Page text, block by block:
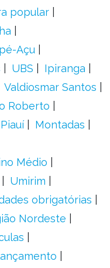
popular
Açu
UBS
Ipiranga
Valdiosmar Santos
Roberto
Montadas
Médio
Umirim
obrigatórias
Nordeste